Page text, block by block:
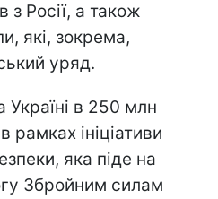
з Росії, а також
які, зокрема,
уряд.
Україні в 250 млн
рамках ініціативи
яка піде на
Збройним силам